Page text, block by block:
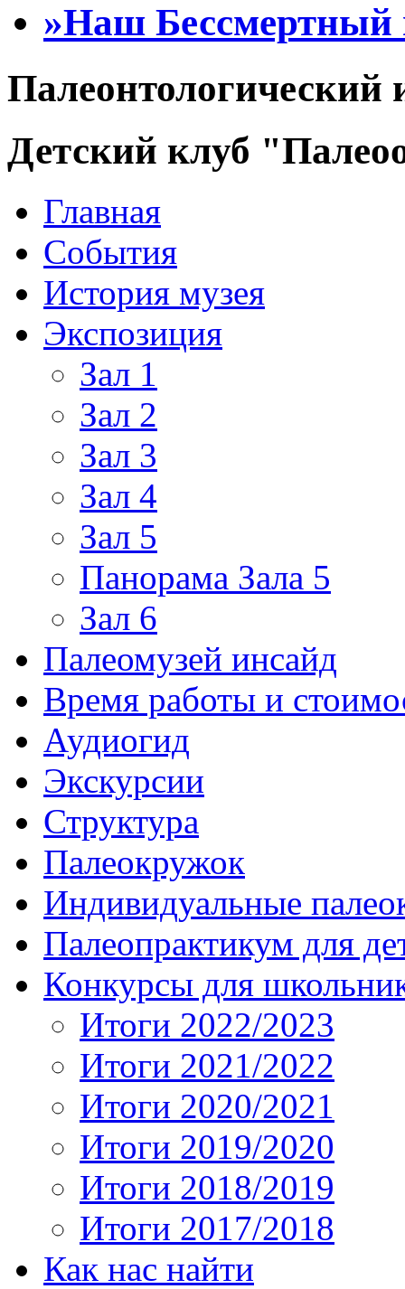
»Наш Бессмертный
Палеонтологический
Детский клуб
Главная
События
История музея
Экспозиция
Зал 1
Зал 2
Зал 3
Зал 4
Зал 5
Панорама Зала 5
Зал 6
Палеомузей инсайд
Время работы и
Аудиогид
Экскурсии
Структура
Палеокружок
Индивидуальные
Палеопрактикум для
Конкурсы для
Итоги 2022/2023
Итоги 2021/2022
Итоги 2020/2021
Итоги 2019/2020
Итоги 2018/2019
Итоги 2017/2018
Как нас найти